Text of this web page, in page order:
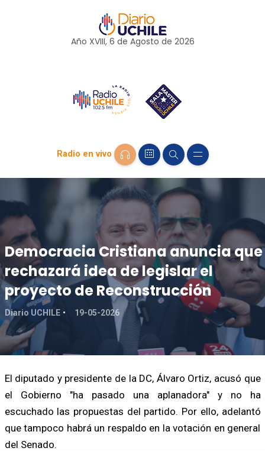
Año XVIII, 6 de Agosto de 2026
Radio en vivo
Democracia Cristiana anuncia que
rechazará idea de legislar el
proyecto de Reconstrucción
Diario UCHILE 19-05-2026
El diputado y presidente de la DC, Álvaro Ortiz, acusó que
el Gobierno "ha pasado una aplanadora" y no ha
escuchado las propuestas del partido. Por ello, adelantó
que tampoco habrá un respaldo en la votación en general
del Senado.